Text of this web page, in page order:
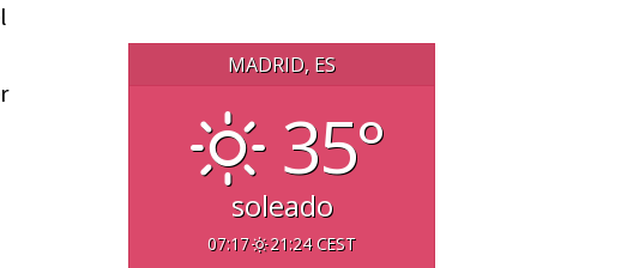
MADRID, ES
35°
soleado
07:17
21:24 CEST